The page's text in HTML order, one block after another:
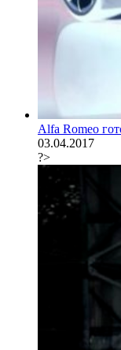
Alfa Romeo
03.04.2017
?>